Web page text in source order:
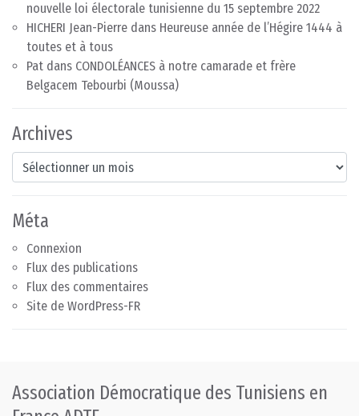
nouvelle loi électorale tunisienne du 15 septembre 2022
HICHERI Jean-Pierre dans Heureuse année de l’Hégire 1444 à
toutes et à tous
Pat dans CONDOLÉANCES à notre camarade et frère
Belgacem Tebourbi (Moussa)
Archives
Archives
Méta
Connexion
Flux des publications
Flux des commentaires
Site de WordPress-FR
Association Démocratique des Tunisiens en